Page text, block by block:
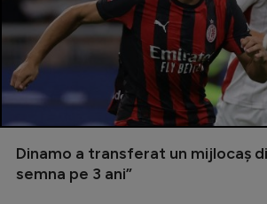
Dinamo a transferat un mijlocaș
semna pe 3 ani”